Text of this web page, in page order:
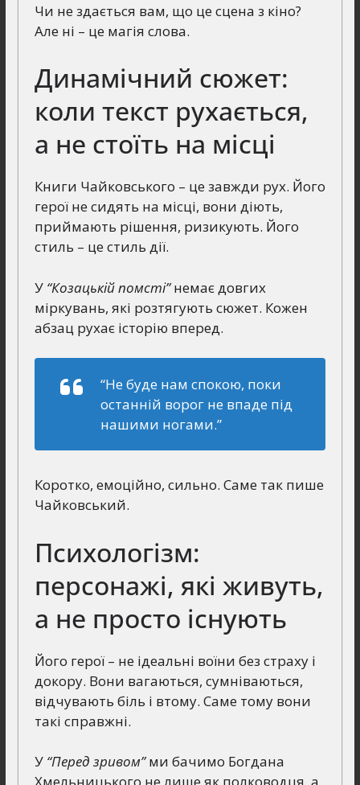
Чи не здається вам, що це сцена з кіно?
Але ні – це магія слова.
Динамічний сюжет:
коли текст рухається,
а не стоїть на місці
Книги Чайковського – це завжди рух. Його
герої не сидять на місці, вони діють,
приймають рішення, ризикують. Його
стиль – це стиль дії.
У “Козацькій помсті”немає довгих
міркувань, які розтягують сюжет. Кожен
абзац рухає історію вперед.
“Не буде нам спокою, поки
останній ворог не впаде під
нашими ногами.”
Коротко, емоційно, сильно. Саме так пише
Чайковський.
Психологізм:
персонажі, які живуть,
а не просто існують
Його герої – не ідеальні воїни без страху і
докору. Вони вагаються, сумніваються,
відчувають біль і втому. Саме тому вони
такі справжні.
У “Перед зривом”ми бачимо Богдана